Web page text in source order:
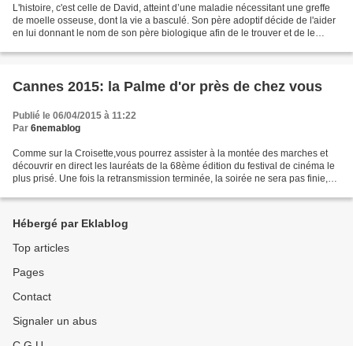
L'histoire, c'est celle de David, atteint d’une maladie nécessitant une greffe
de moelle osseuse, dont la vie a basculé. Son père adoptif décide de l'aider
en lui donnant le nom de son père biologique afin de le trouver et de le
Cannes 2015: la Palme d'or près de chez vous
Publié le 06/04/2015 à 11:22
Par 6nemablog
Comme sur la Croisette,vous pourrez assister à la montée des marches et
découvrir en direct les lauréats de la 68ème édition du festival de cinéma le
plus prisé. Une fois la retransmission terminée, la soirée ne sera pas finie,
Hébergé par Eklablog
Top articles
Pages
Contact
Signaler un abus